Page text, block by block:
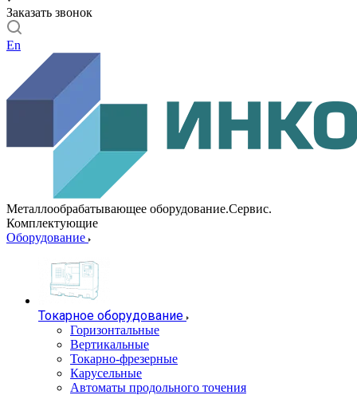
Заказать звонок
En
Металлообрабатывающее оборудование.Сервис.
Комплектующие
Оборудование
Токарное оборудование
Горизонтальные
Вертикальные
Токарно-фрезерные
Карусельные
Автоматы продольного точения